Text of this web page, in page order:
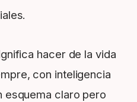
hacer de la vida
con inteligencia
esquema claro pero